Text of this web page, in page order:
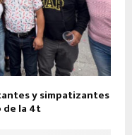
y simpatizantes
de la 4t